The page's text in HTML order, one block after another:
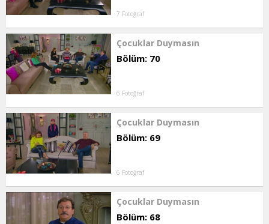
7 Fotoğraf
Çocuklar Duymasın
Bölüm: 70
6 Fotoğraf
Çocuklar Duymasın
Bölüm: 69
6 Fotoğraf
Çocuklar Duymasın
Bölüm: 68